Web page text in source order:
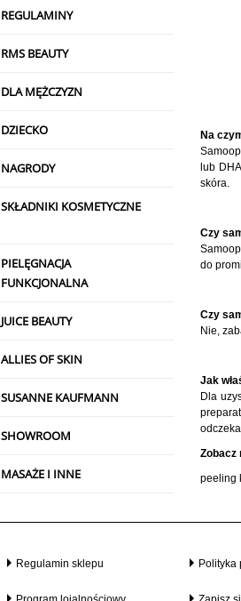
REGULAMINY
RMS BEAUTY
DLA MĘŻCZYZN
DZIECKO
NAGRODY
SKŁADNIKI KOSMETYCZNE
PIELĘGNACJA
FUNKCJONALNA
JUICE BEAUTY
ALLIES OF SKIN
SUSANNE KAUFMANN
SHOWROOM
MASAŻE I INNE
Na
lub
skóra.
Czy
do
Czy
Nie,
Jak
Dla
Zobacz
peeling
Regulamin sklepu Polityka